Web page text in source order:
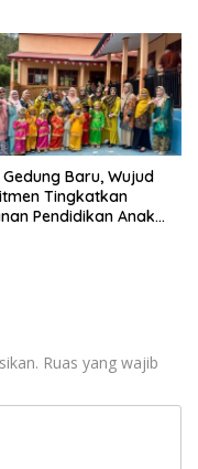
Gedung Baru, Wujud
Tingkatkan
Pendidikan Anak
Ruas yang wajib